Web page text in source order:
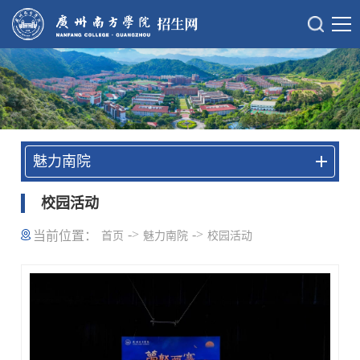
魅力南院
校园活动
当前位置： 首页 -> 魅力南院 -> 校园活动